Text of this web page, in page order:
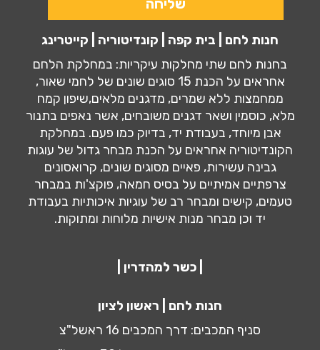
חנות לחם | בית קפה | קונדיטוריה | קייטרינג
בחנות לחם שתי מחלקות עיקריות: במחלקת הלחם
אחראים על הכנת 15 סוגים שונים של לחמי שאור,
ממחמצות ללא שמרים, מדגנים מלאים,שיפון קמח
מלא, כוסמין ושאר דגנים משובחים, אשר נאפים בתנור
אבן מיוחד, בעבודת יד, בדיוק כמו פעם. במחלקת
הקונדיטוריה אחראים על הכנת מבחר גדול של עוגות
גבינה עשירות, פאיים מסוגים שונים, קרואסונים
צרפתיים אמיתיים על בסיס חמאה, פוקצ'ות במבחר
טעמים, קישים ומבחר רב של עוגיות איכותיות בעבודת
יד וכן מבחר מנות אישיות מלוחות ומתוקות.
| כשר למהדרין |
חנות לחם | ראשון לציון
סניף המכבים: דרך המכבים 16 ראשל"צ